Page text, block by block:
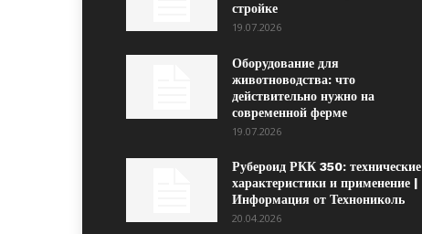
стройке
19.07.2026
Оборудование для
животноводства: что
действительно нужно на
современной ферме
19.07.2026
Рубероид РКК 350: технические
характеристики и применение |
Информация от Технониколь
20.04.2026